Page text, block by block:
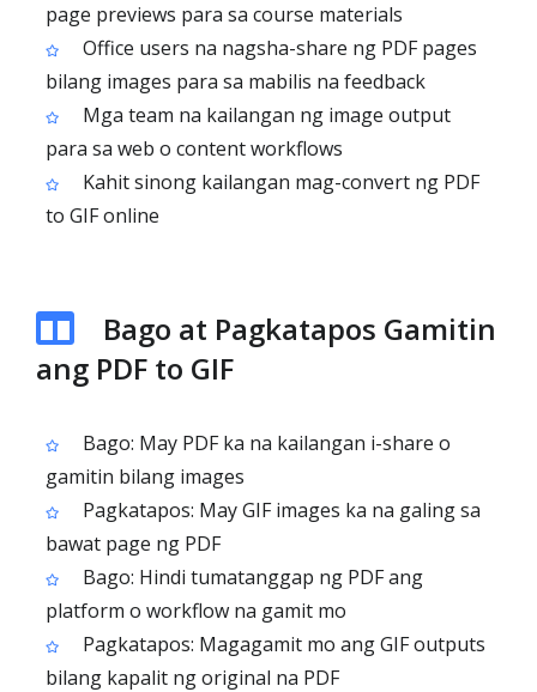
page previews para sa course materials
Office users na nagsha-share ng PDF pages
bilang images para sa mabilis na feedback
Mga team na kailangan ng image output
para sa web o content workflows
Kahit sinong kailangan mag-convert ng PDF
to GIF online
Bago at Pagkatapos Gamitin
ang PDF to GIF
Bago: May PDF ka na kailangan i-share o
gamitin bilang images
Pagkatapos: May GIF images ka na galing sa
bawat page ng PDF
Bago: Hindi tumatanggap ng PDF ang
platform o workflow na gamit mo
Pagkatapos: Magagamit mo ang GIF outputs
bilang kapalit ng original na PDF